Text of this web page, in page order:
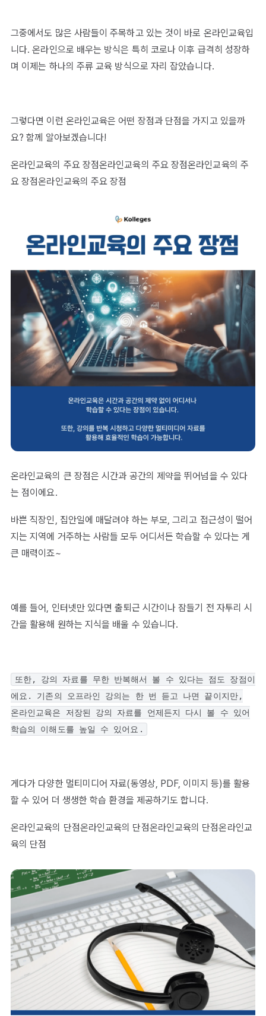
그중에서도 많은 사람들이 주목하고 있는 것이 바로 온라인교육입
니다. 온라인으로 배우는 방식은 특히 코로나 이후 급격히 성장하
며 이제는 하나의 주류 교육 방식으로 자리 잡았습니다.
그렇다면 이런 온라인교육은 어떤 장점과 단점을 가지고 있을까
요? 함께 알아보겠습니다!
온라인교육의 주요 장점온라인교육의 주요 장점온라인교육의 주
요 장점온라인교육의 주요 장점
온라인교육의 큰 장점은 시간과 공간의 제약을 뛰어넘을 수 있다
는 점이에요.
바쁜 직장인, 집안일에 매달려야 하는 부모, 그리고 접근성이 떨어
지는 지역에 거주하는 사람들 모두 어디서든 학습할 수 있다는 게
큰 매력이죠~
예를 들어, 인터넷만 있다면 출퇴근 시간이나 잠들기 전 자투리 시
간을 활용해 원하는 지식을 배울 수 있습니다.
또한, 강의 자료를 무한 반복해서 볼 수 있다는 점도 장점이
에요. 기존의 오프라인 강의는 한 번 듣고 나면 끝이지만,
온라인교육은 저장된 강의 자료를 언제든지 다시 볼 수 있어
학습의 이해도를 높일 수 있어요.
게다가 다양한 멀티미디어 자료(동영상, PDF, 이미지 등)를 활용
할 수 있어 더 생생한 학습 환경을 제공하기도 합니다.
온라인교육의 단점온라인교육의 단점온라인교육의 단점온라인교
육의 단점